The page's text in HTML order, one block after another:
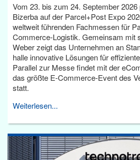
Vom 23. bis zum 24. September
Bizerba auf der Parcel+Post Expo
weltweit führenden Fachmessen für
Commerce-Logistik. Gemeinsam mit
Weber zeigt das Unternehmen an
halle innovative Lösungen für
Parallel zur Messe findet mit der
das größte E-Commerce-Event des
statt.
Weiterlesen...